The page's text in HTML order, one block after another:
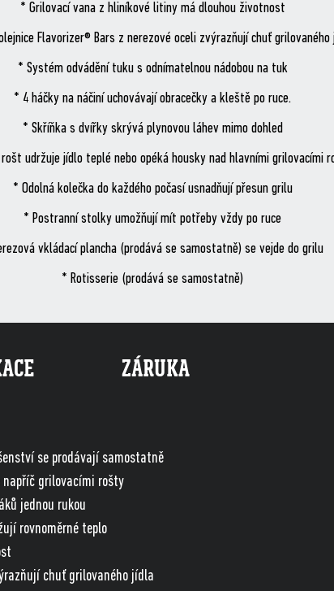
* Grilovací vana z hliníkové litiny má dlouhou životnost
Flavorizer® Bars z nerezové oceli zvýrazňují chuť grilovaného
* Systém odvádění tuku s odnímatelnou nádobou na tuk
* 4 háčky na náčiní uchovávají obracečky a kleště po ruce.
* Skříňka s dvířky skrývá plynovou láhev mimo dohled
udržuje jídlo teplé nebo opéká housky nad hlavními grilovacími
* Odolná kolečka do každého počasí usnadňují přesun grilu
* Postranní stolky umožňují mít potřeby vždy po ruce
vkládací plancha (prodává se samostatně) se vejde do grilu
* Rotisserie (prodává se samostatně)
ZÁRUKA
se prodávají samostatně
napříč grilovacími rošty
jednou rukou
rovnoměrné teplo
chuť grilovaného jídla